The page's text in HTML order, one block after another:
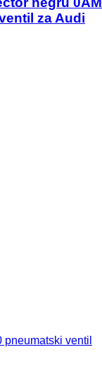
za Audi
pneumatski ventil